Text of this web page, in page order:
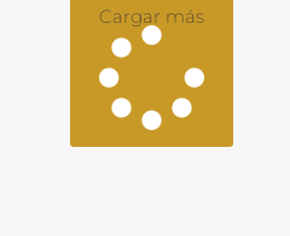
Cargar más